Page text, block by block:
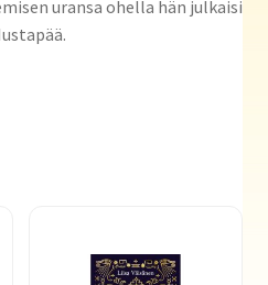
uransa ohella hän julkaisi